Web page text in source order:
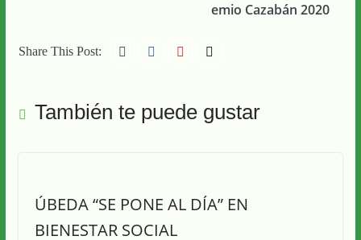
emio Cazabán 2020
Share This Post:
También te puede gustar
ÚBEDA “SE PONE AL DÍA” EN
BIENESTAR SOCIAL